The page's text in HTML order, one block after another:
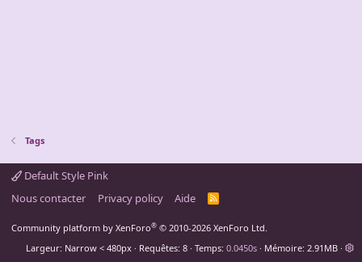
Tags
Default Style Pink
Nous contacter
Privacy policy Aide
R
Community platform by XenForo® © 2010-2026 XenForo Ltd.
Largeur
Requêtes 8 Temps 0.0450s Mémoire 2.91MB